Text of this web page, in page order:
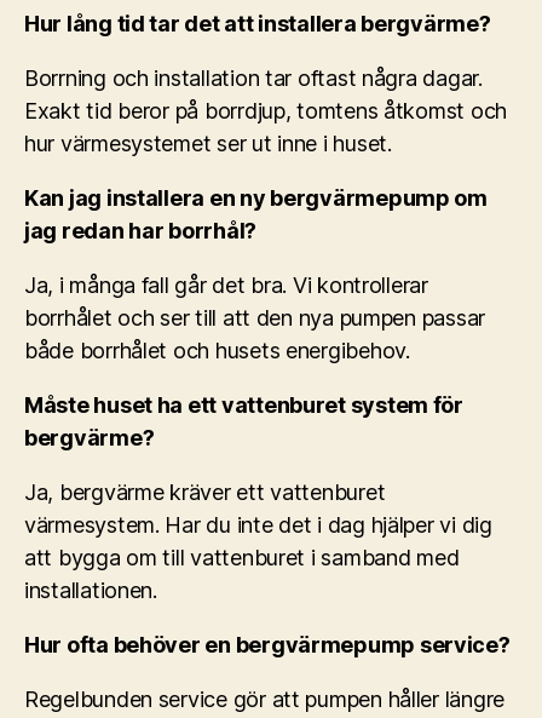
Hur lång tid tar det att installera bergvärme?
Borrning och installation tar oftast några dagar.
Exakt tid beror på borrdjup, tomtens åtkomst och
hur värmesystemet ser ut inne i huset.
Kan jag installera en ny bergvärmepump om
jag redan har borrhål?
Ja, i många fall går det bra. Vi kontrollerar
borrhålet och ser till att den nya pumpen passar
både borrhålet och husets energibehov.
Måste huset ha ett vattenburet system för
bergvärme?
Ja, bergvärme kräver ett vattenburet
värmesystem. Har du inte det i dag hjälper vi dig
att bygga om till vattenburet i samband med
installationen.
Hur ofta behöver en bergvärmepump service?
Regelbunden service gör att pumpen håller längre